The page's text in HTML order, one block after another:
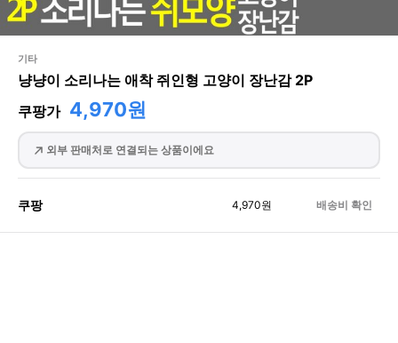
기타
냥냥이 소리나는 애착 쥐인형 고양이 장난감 2P
쿠팡가 4,970원
외부 판매처로 연결되는 상품이에요
쿠팡 4,970원 배송비 확인